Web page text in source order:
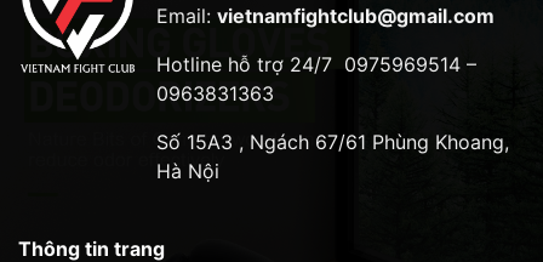
Email: vietnamfightclub@gmail.com
Hotline hỗ trợ 24/7 0975969514 –
0963831363
Số 15A3 , Ngách 67/61 Phùng Khoang,
Hà Nội
Thông tin trang